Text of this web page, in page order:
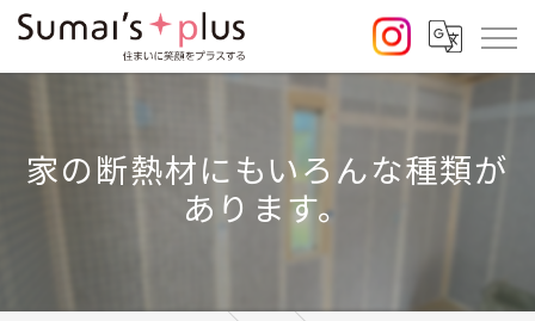
家の断熱材にもいろんな種類が
あります。